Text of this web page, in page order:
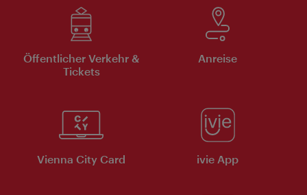
Öffentlicher Verkehr &
Tickets
Anreise
Vienna City Card ivie App